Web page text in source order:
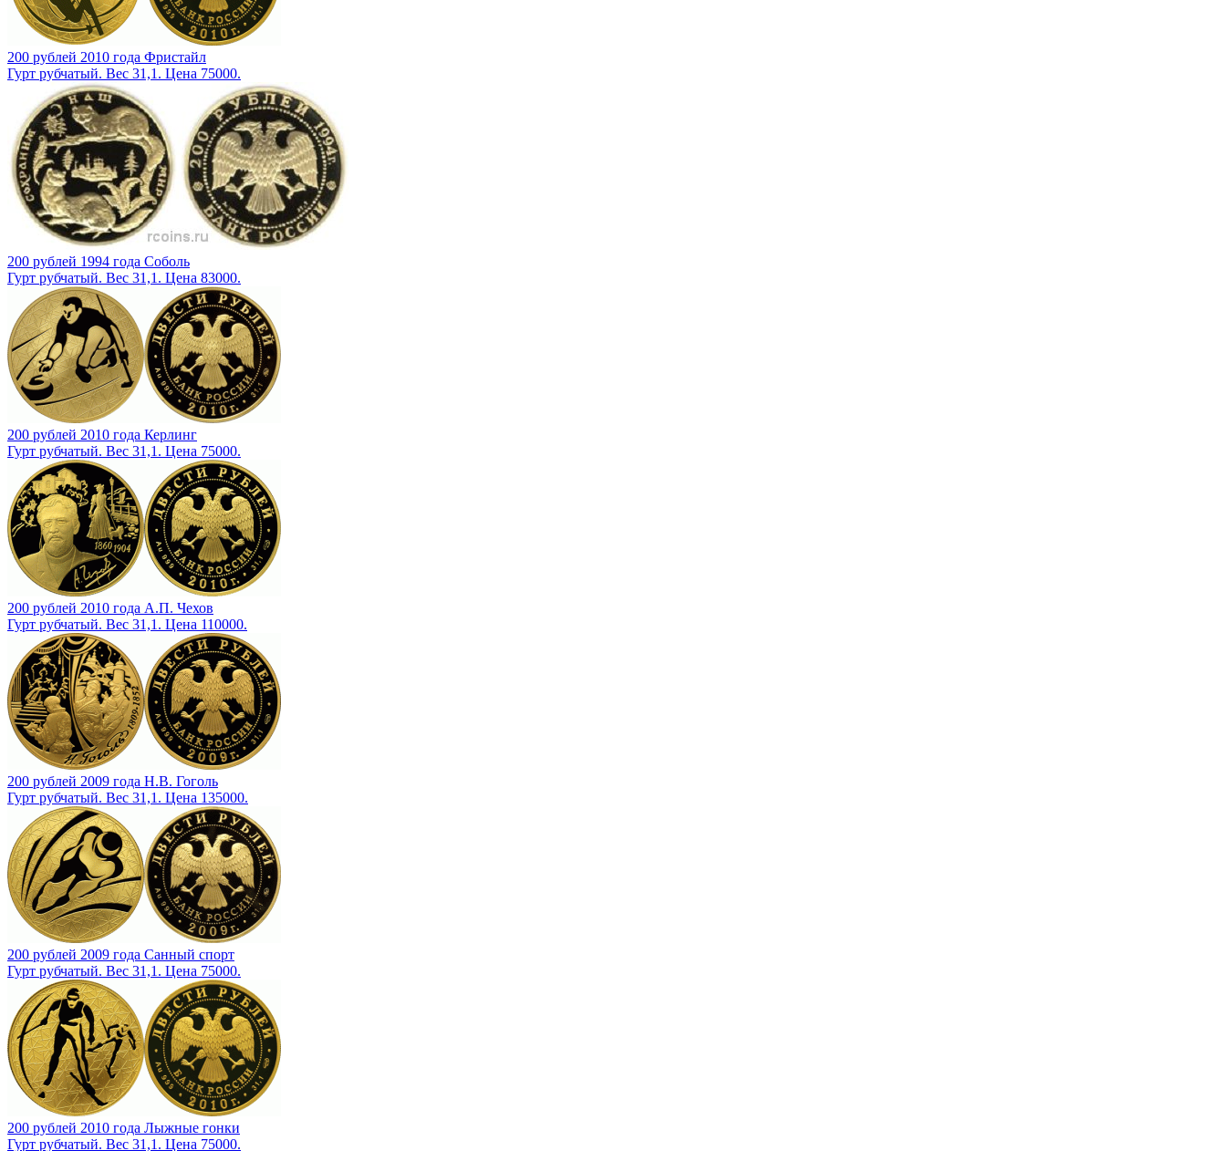
200 рублей 2010 года Фристайл
Гурт рубчатый. Вес 31,1. Цена 75000.
200 рублей 1994 года Соболь
Гурт рубчатый. Вес 31,1. Цена 83000.
200 рублей 2010 года Керлинг
Гурт рубчатый. Вес 31,1. Цена 75000.
200 рублей 2010 года А.П. Чехов
Гурт рубчатый. Вес 31,1. Цена 110000.
200 рублей 2009 года Н.В. Гоголь
Гурт рубчатый. Вес 31,1. Цена 135000.
200 рублей 2009 года Санный спорт
Гурт рубчатый. Вес 31,1. Цена 75000.
200 рублей 2010 года Лыжные гонки
Гурт рубчатый. Вес 31,1. Цена 75000.